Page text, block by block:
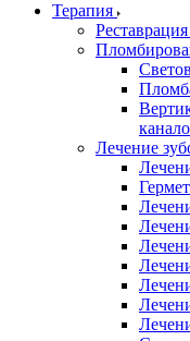
Терапия
Лечение